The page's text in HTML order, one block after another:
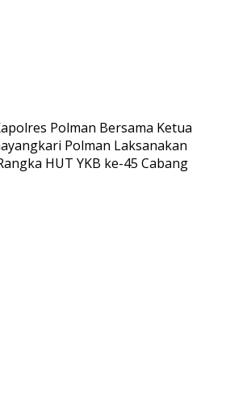
Polman Bersama Ketua
Polman Laksanakan
HUT YKB ke-45 Cabang